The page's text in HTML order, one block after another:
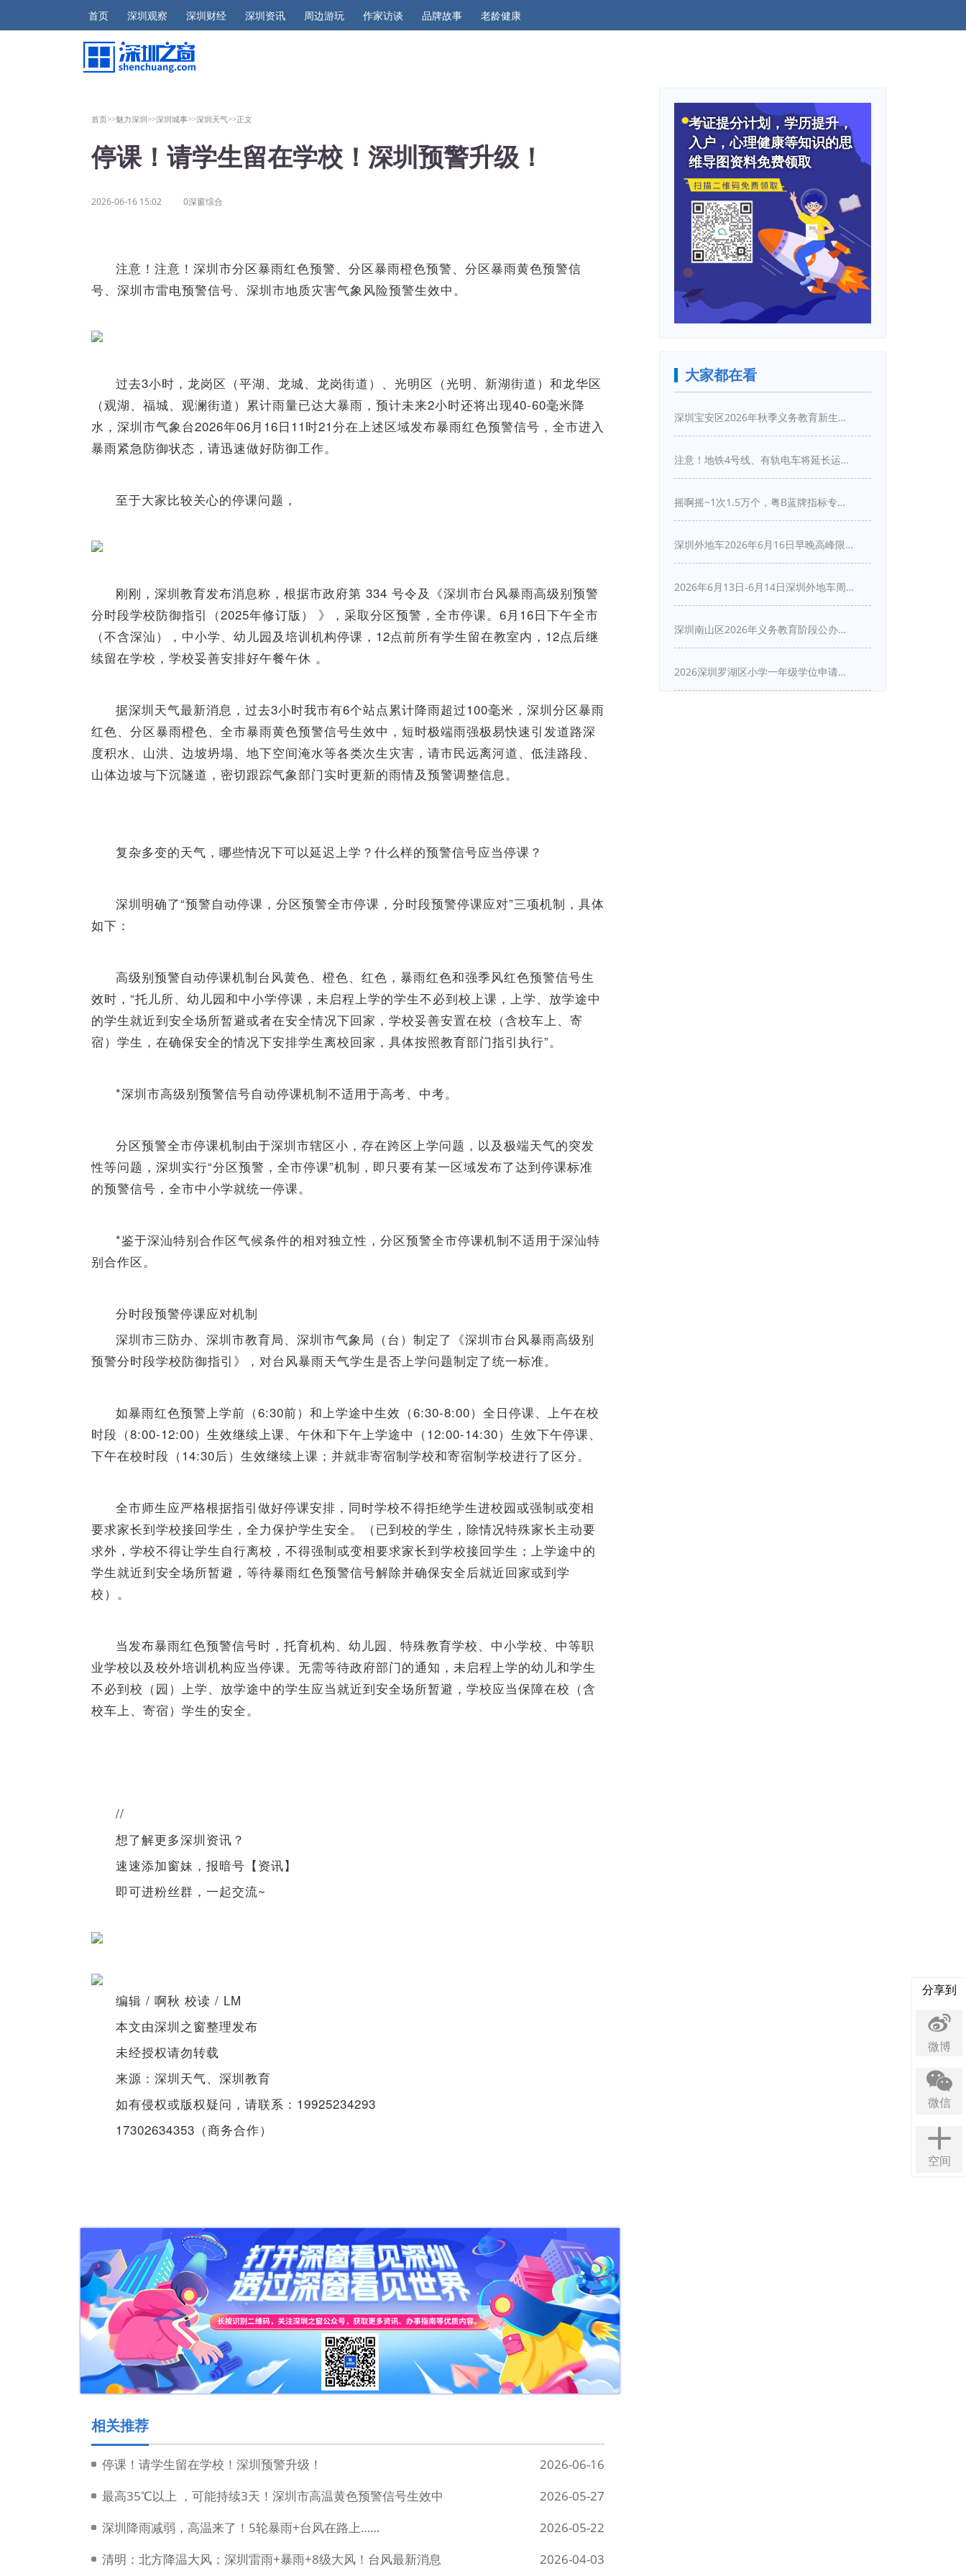
首页 深圳观察 深圳财经 深圳资讯 周边游玩 作家访谈 品牌故事 老龄健康
首页>>魅力深圳>>深圳城事>>深圳天气>>正文
停课！请学生留在学校！深圳预警升级！
2026-06-16 15:02 0深窗综合
注意！注意！深圳市分区暴雨红色预警、分区暴雨橙色预警、分区暴雨黄色预警信
号、深圳市雷电预警信号、深圳市地质灾害气象风险预警生效中。
过去3小时，龙岗区（平湖、龙城、龙岗街道）、光明区（光明、新湖街道）和龙华区
（观湖、福城、观澜街道）累计雨量已达大暴雨，预计未来2小时还将出现40-60毫米降
水，深圳市气象台2026年06月16日11时21分在上述区域发布暴雨红色预警信号，全市进入
暴雨紧急防御状态，请迅速做好防御工作。
至于大家比较关心的停课问题，
刚刚，深圳教育发布消息称，根据市政府第 334 号令及《深圳市台风暴雨高级别预警
分时段学校防御指引（2025年修订版） 》，采取分区预警，全市停课。6月16日下午全市
（不含深汕），中小学、幼儿园及培训机构停课，12点前所有学生留在教室内，12点后继
续留在学校，学校妥善安排好午餐午休 。
据深圳天气最新消息，过去3小时我市有6个站点累计降雨超过100毫米，深圳分区暴雨
红色、分区暴雨橙色、全市暴雨黄色预警信号生效中，短时极端雨强极易快速引发道路深
度积水、山洪、边坡坍塌、地下空间淹水等各类次生灾害，请市民远离河道、低洼路段、
山体边坡与下沉隧道，密切跟踪气象部门实时更新的雨情及预警调整信息。
复杂多变的天气，哪些情况下可以延迟上学？什么样的预警信号应当停课？
深圳明确了“预警自动停课，分区预警全市停课，分时段预警停课应对”三项机制，具体
如下：
高级别预警自动停课机制台风黄色、橙色、红色，暴雨红色和强季风红色预警信号生
效时，“托儿所、幼儿园和中小学停课，未启程上学的学生不必到校上课，上学、放学途中
的学生就近到安全场所暂避或者在安全情况下回家，学校妥善安置在校（含校车上、寄
宿）学生，在确保安全的情况下安排学生离校回家，具体按照教育部门指引执行”。
*深圳市高级别预警信号自动停课机制不适用于高考、中考。
分区预警全市停课机制由于深圳市辖区小，存在跨区上学问题，以及极端天气的突发
性等问题，深圳实行“分区预警，全市停课”机制，即只要有某一区域发布了达到停课标准
的预警信号，全市中小学就统一停课。
*鉴于深汕特别合作区气候条件的相对独立性，分区预警全市停课机制不适用于深汕特
别合作区。
分时段预警停课应对机制
深圳市三防办、深圳市教育局、深圳市气象局（台）制定了《深圳市台风暴雨高级别
预警分时段学校防御指引》，对台风暴雨天气学生是否上学问题制定了统一标准。
如暴雨红色预警上学前（6:30前）和上学途中生效（6:30-8:00）全日停课、上午在校
时段（8:00-12:00）生效继续上课、午休和下午上学途中（12:00-14:30）生效下午停课、
下午在校时段（14:30后）生效继续上课；并就非寄宿制学校和寄宿制学校进行了区分。
全市师生应严格根据指引做好停课安排，同时学校不得拒绝学生进校园或强制或变相
要求家长到学校接回学生，全力保护学生安全。（已到校的学生，除情况特殊家长主动要
求外，学校不得让学生自行离校，不得强制或变相要求家长到学校接回学生；上学途中的
学生就近到安全场所暂避，等待暴雨红色预警信号解除并确保安全后就近回家或到学
校）。
当发布暴雨红色预警信号时，托育机构、幼儿园、特殊教育学校、中小学校、中等职
业学校以及校外培训机构应当停课。无需等待政府部门的通知，未启程上学的幼儿和学生
不必到校（园）上学、放学途中的学生应当就近到安全场所暂避，学校应当保障在校（含
校车上、寄宿）学生的安全。
//
想了解更多深圳资讯？
速速添加窗妹，报暗号【资讯】
即可进粉丝群，一起交流~
编辑 / 啊秋 校读 / LM
本文由深圳之窗整理发布
未经授权请勿转载
来源：深圳天气、深圳教育
如有侵权或版权疑问，请联系：19925234293
17302634353（商务合作）
分享到
微博
微信
空间
相关推荐
停课！请学生留在学校！深圳预警升级！
2026-06-16
最高35℃以上 ，可能持续3天！深圳市高温黄色预警信号生效中
2026-05-27
深圳降雨减弱，高温来了！5轮暴雨+台风在路上……
2026-05-22
清明：北方降温大风；深圳雷雨+暴雨+8级大风！台风最新消息
2026-04-03
考证提分计划，学历提升，
入户，心理健康等知识的思
维导图资料免费领取
大家都在看
深圳宝安区2026年秋季义务教育新生入学指引
注意！地铁4号线、有轨电车将延长运营服务！
摇啊摇~1次1.5万个，粤B蓝牌指标专项摇号又来啦！
深圳外地车2026年6月16日早晚高峰限行详情
2026年6月13日-6月14日深圳外地车周末限行吗
深圳南山区2026年义务教育阶段公办学校新生入学申请指南
2026深圳罗湖区小学一年级学位申请指南